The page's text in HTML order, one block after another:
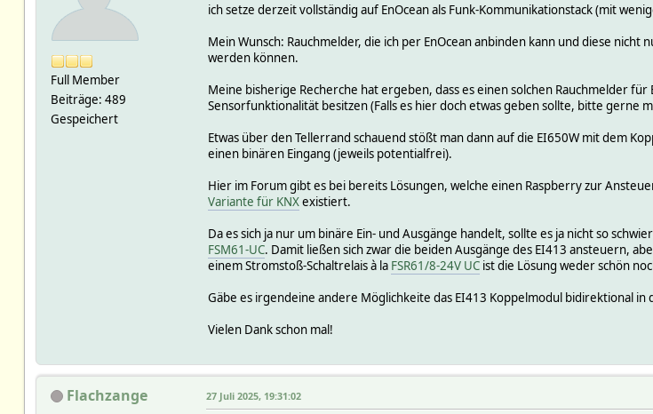
Full Member
Beiträge: 489
Gespeichert
ich setze derzeit vollständig auf EnOcean als Funk-Kommunikationstack (mit
Mein Wunsch: Rauchmelder, die ich per EnOcean anbinden kann und diese
werden können.
Meine bisherige Recherche hat ergeben, dass es einen solchen Rauchmelder
Sensorfunktionalität besitzen (Falls es hier doch etwas geben sollte, bitte gerne
Etwas über den Tellerrand schauend stößt man dann auf die EI650W mit dem
einen binären Eingang (jeweils potentialfrei).
Hier im Forum gibt es bei bereits Lösungen, welche einen Raspberry zur
Variante für KNXexistiert.
Da es sich ja nur um binäre Ein- und Ausgänge handelt, sollte es ja nicht so
FSM61-UC. Damit ließen sich zwar die beiden Ausgänge des EI413 ansteuern,
einem Stromstoß-Schaltrelais à la FSR61/8-24V UCist die Lösung weder schön
Gäbe es irgendeine andere Möglichkeite das EI413 Koppelmodul bidirektional in
Vielen Dank schon mal!
Flachzange 27 Juli 2025, 19:31:02